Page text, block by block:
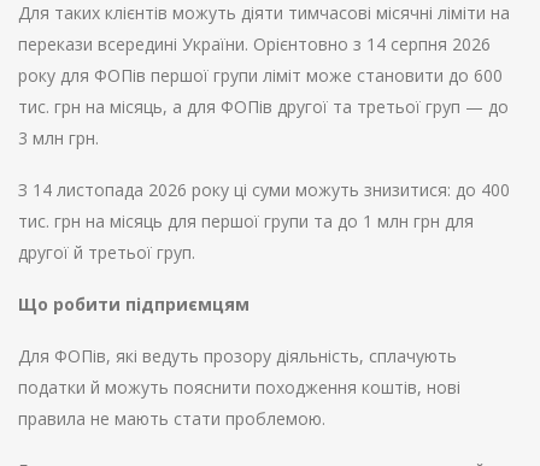
Для таких клієнтів можуть діяти тимчасові місячні ліміти на
перекази всередині України. Орієнтовно з 14 серпня 2026
року для ФОПів першої групи ліміт може становити до 600
тис. грн на місяць, а для ФОПів другої та третьої груп — до
3 млн грн.
З 14 листопада 2026 року ці суми можуть знизитися: до 400
тис. грн на місяць для першої групи та до 1 млн грн для
другої й третьої груп.
Що робити підприємцям
Для ФОПів, які ведуть прозору діяльність, сплачують
податки й можуть пояснити походження коштів, нові
правила не мають стати проблемою.